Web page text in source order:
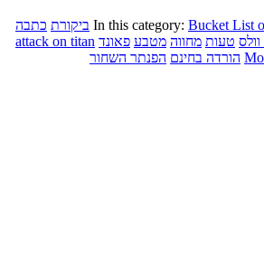
In this category: Bucket List ביקורת כתבה
טעות מחווה מטבע פאונד attack on titan
הורדה בחינם הפנתר השחור